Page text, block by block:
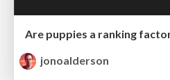
Are puppies a ranking
jonoalderson